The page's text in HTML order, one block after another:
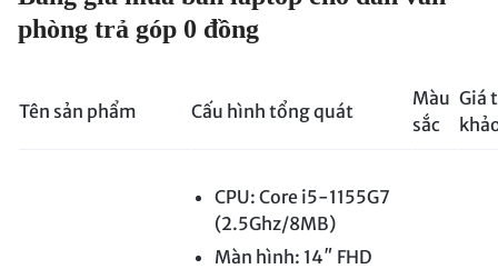
phòng trả góp 0 đồng
Tên sản phẩm Cấu hình tổng quát
Màu
sắc
Giá
CPU: Core i5-1155G7
(2.5Ghz/8MB)
Màn hình: 14″ FHD